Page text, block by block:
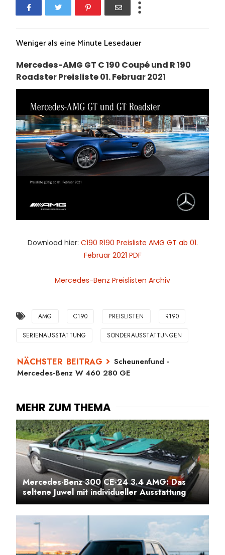
Weniger als eine Minute Lesedauer
Mercedes-AMG GT C 190 Coupé und R 190
Roadster Preisliste 01. Februar 2021
Download hier: C190 R190 Preisliste AMG GT ab 01.
Februar 2021 PDF
Mercedes-Benz Preislisten Archiv
AMG C190 PREISLISTEN R190
SERIENAUSSTATTUNG SONDERAUSSTATTUNGEN
Scheunenfund -
Mercedes-Benz W 460 280 GE
Mercedes-Benz 300 CE-24 3.4 AMG: Das
seltene Juwel mit individueller Ausstattung